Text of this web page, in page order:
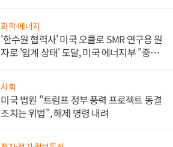
화학·에너지
'한수원 협력사' 미국 오클로 SMR 연구용 원
자로 '임계 상태' 도달, 미국 에너지부 "중요
사회
미국 법원 "트럼프 정부 풍력 프로젝트 동결
조치는 위법", 해제 명령 내려